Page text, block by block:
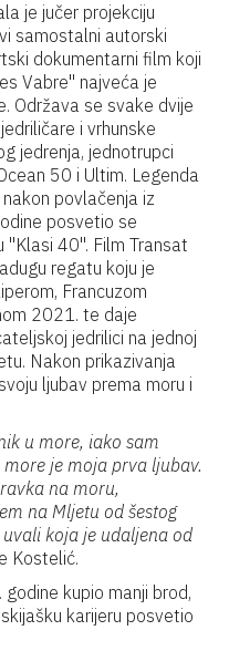
je jučer projekciju
samostalni autorski
dokumentarni film koji
Vabre" najveća je
Održava se svake dvije
i vrhunske
jedrenja, jednotrupci
50 i Ultim. Legenda
povlačenja iz
posvetio se
"Klasi 40". Film Transat
regatu koju je
Francuzom
2021. te daje
jedrilici na jednoj
Nakon prikazivanja
ljubav prema moru i
u more, iako sam
je moja prva ljubav.
na moru,
na Mljetu od šestog
koja je udaljena od
Kostelić.
kupio manji brod,
karijeru posvetio